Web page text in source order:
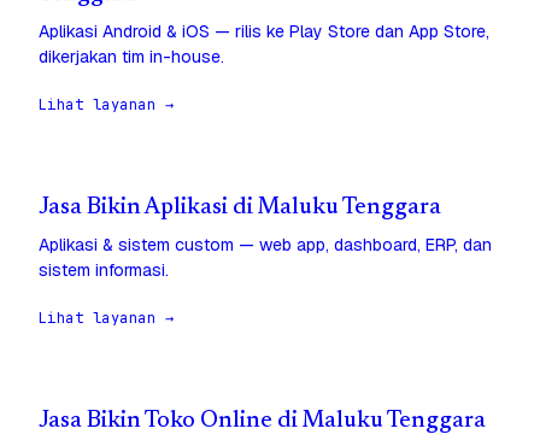
Aplikasi Android & iOS — rilis ke Play Store dan App Store,
dikerjakan tim in-house.
Lihat layanan →
Jasa Bikin Aplikasi di Maluku Tenggara
Aplikasi & sistem custom — web app, dashboard, ERP, dan
sistem informasi.
Lihat layanan →
Jasa Bikin Toko Online di Maluku Tenggara